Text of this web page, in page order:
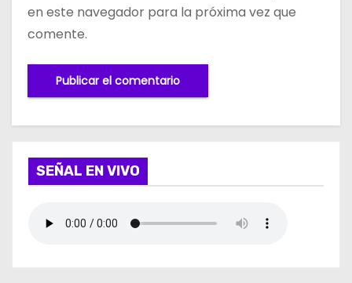
en este navegador para la próxima vez que
comente.
SEÑAL EN VIVO